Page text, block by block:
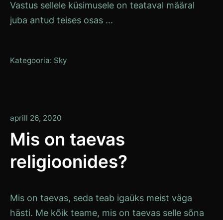
Vastus sellele küsimusele on teataval määral
juba antud teises osas ...
Kategooria: Sky
aprill 26, 2020
Mis on taevas
religioonides?
Mis on taevas, seda teab igaüks meist väga
hästi. Me kõik teame, mis on taevas selle sõna